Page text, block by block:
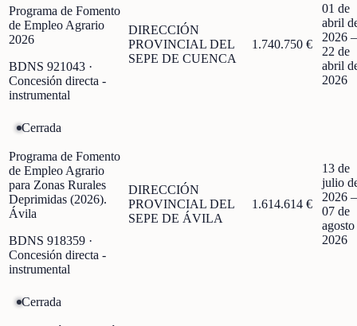
Programa de Fomento
de Empleo Agrario
2026
BDNS 921043 ·
Concesión directa -
instrumental
DIRECCIÓN
PROVINCIAL DEL
SEPE DE CUENCA
1.740.750 €
01 de
abril
2026
22 de
abril
2026
Cerrada
Programa de Fomento
de Empleo Agrario
para Zonas Rurales
Deprimidas (2026).
Ávila
BDNS 918359 ·
Concesión directa -
instrumental
DIRECCIÓN
PROVINCIAL DEL
SEPE DE ÁVILA
1.614.614 €
13 de
julio
2026
07 de
agosto
2026
Cerrada